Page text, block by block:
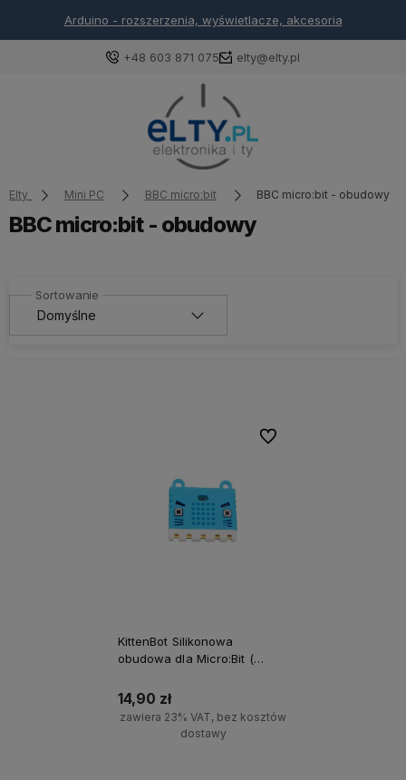
Arduino - rozszerzenia, wyświetlacze, akcesoria
+48 603 871 075 elty@elty.pl
Elty Mini PC BBC micro:bit BBC micro:bit - obudowy
BBC micro:bit - obudowy
KittenBot Silikonowa
obudowa dla Micro:Bit (
14,90 zł
zawiera 23% VAT, bez kosztów
dostawy
Do ulubionych